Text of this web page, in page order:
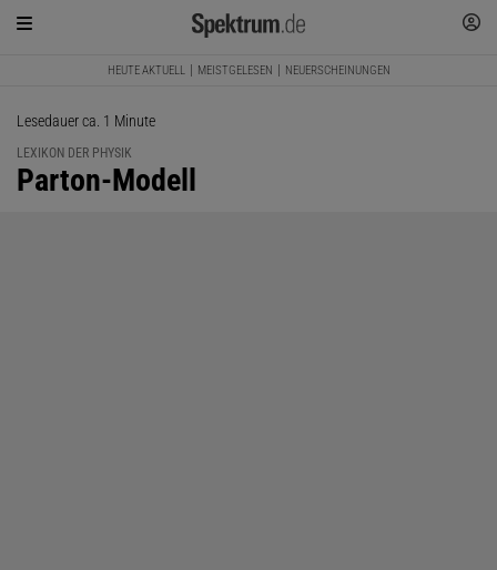
HEUTE AKTUELL MEISTGELESEN NEUERSCHEINUNGEN
Lesedauer ca. 1 Minute
LEXIKON DER PHYSIK
:
Parton-Modell